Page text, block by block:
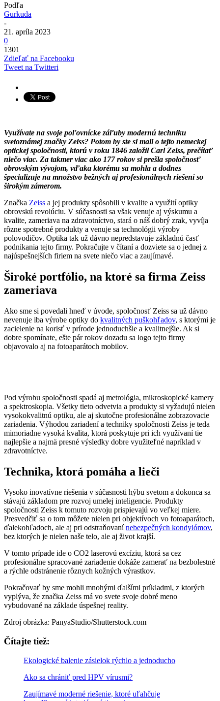
Podľa
Gurkuda
-
21. apríla 2023
0
1301
Zdieľať na Facebooku
Tweet na Twitteri
Využívate na svoje poľovnícke záľuby modernú techniku
svetoznámej značky Zeiss? Potom by ste si mali o tejto nemeckej
optickej spoločnosti, ktorú v roku 1846 založil Carl Zeiss, prečítať
niečo viac. Za takmer viac ako 177 rokov si prešla spoločnosť
obrovským vývojom, vďaka ktorému sa mohla a dodnes
špecializuje na množstvo bežných aj profesionálnych riešení so
širokým zámerom.
Značka Zeiss a jej produkty spôsobili v kvalite a využití optiky
obrovskú revolúciu. V súčasnosti sa však venuje aj výskumu a
kvalite, zameriava na zdravotníctvo, stará o náš dobrý zrak, vyvíja
rôzne spotrebné produkty a venuje sa technológii výroby
polovodičov. Optika tak už dávno nepredstavuje základnú časť
podnikania tejto firmy. Pokračujte v čítaní a dozviete sa o jednej z
najúspešnejších firiem na svete niečo viac a zaujímavé.
Široké portfólio, na ktoré sa firma Zeiss
zameriava
Ako sme si povedali hneď v úvode, spoločnosť Zeiss sa už dávno
nevenuje iba výrobe optiky do kvalitných puškohľadov, s ktorými je
zacielenie na korisť v prírode jednoduchšie a kvalitnejšie. Ak si
dobre spomínate, ešte pár rokov dozadu sa logo tejto firmy
objavovalo aj na fotoaparátoch mobilov.
Pod výrobu spoločnosti spadá aj metrológia, mikroskopické kamery
a spektroskopia. Všetky tieto odvetvia a produkty si vyžadujú nielen
vysokokvalitnú optiku, ale aj skutočne profesionálne zobrazovacie
zariadenia. Výhodou zariadení a techniky spoločnosti Zeiss je teda
mimoriadne vysoká kvalita, ktorá poskytuje pri ich využívaní tie
najlepšie a najmä presné výsledky dobre využiteľné napríklad v
zdravotníctve.
Technika, ktorá pomáha a lieči
Vysoko inovatívne riešenia v súčasnosti hýbu svetom a dokonca sa
stávajú základom pre rozvoj umelej inteligencie. Produkty
spoločnosti Zeiss k tomuto rozvoju prispievajú vo veľkej miere.
Presvedčiť sa o tom môžete nielen pri objektívoch vo fotoaparátoch,
ďalekohľadoch, ale aj pri odstraňovanínebezpečných kondylómov,
bez ktorých je nielen naše telo, ale aj život krajší.
V tomto prípade ide o CO2 laserovú excíziu, ktorá sa cez
profesionálne spracované zariadenie dokáže zamerať na bezbolestné
a rýchle odstránenie rôznych kožných výrastkov.
Pokračovať by sme mohli mnohými ďalšími príkladmi, z ktorých
vyplýva, že značka Zeiss má vo svete svoje dobré meno
vybudované na základe úspešnej reality.
Zdroj obrázka: PanyaStudio/Shutterstock.com
Čítajte tiež:
Ekologické balenie zásielok rýchlo a jednoducho
Ako sa chrániť pred HPV vírusmi?
Zaujímavé moderné riešenie, ktoré uľahčuje